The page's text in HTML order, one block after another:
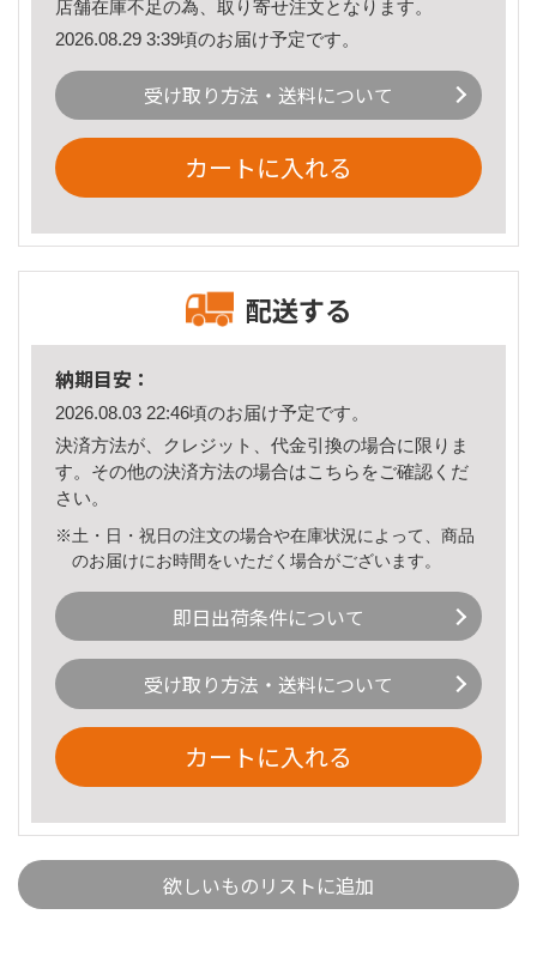
店舗在庫不足の為、取り寄せ注文となります。
2026.08.29 3:39頃のお届け予定です。
受け取り方法・送料について
カートに入れる
配送する
納期目安：
2026.08.03 22:46頃のお届け予定です。
決済方法が、クレジット、代金引換の場合に限りま
す。その他の決済方法の場合はこちら をご確認くだ
さい。
※土・日・祝日の注文の場合や在庫状況によって、商品
のお届けにお時間をいただく場合がございます。
即日出荷条件について
受け取り方法・送料について
カートに入れる
欲しいものリストに追加